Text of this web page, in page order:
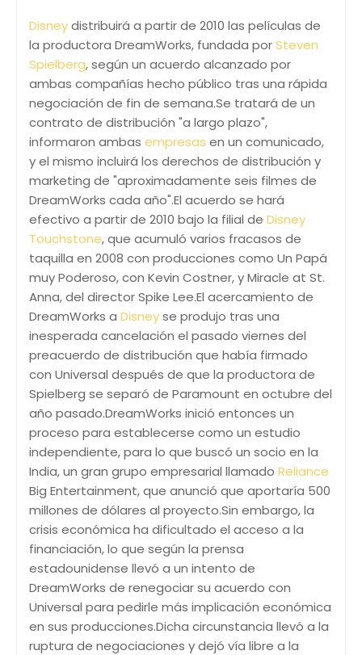
Disneydistribuirá a partir de 2010 las películas de
la productora DreamWorks, fundada porSteven
Spielberg, según un acuerdo alcanzado por
ambas compañías hecho público tras una rápida
negociación de fin de semana.Se tratará de un
contrato de distribución "a largo plazo",
informaron ambas empresas en un comunicado,
y el mismo incluirá los derechos de distribución y
marketing de "aproximadamente seis filmes de
DreamWorks cada año".El acuerdo se hará
efectivo a partir de 2010 bajo la filial de Disney
Touchstone, que acumuló varios fracasos de
taquilla en 2008 con producciones como Un Papá
muy Poderoso, con Kevin Costner, y Miracle at St.
Anna, del director Spike Lee.El acercamiento de
DreamWorks a Disneyse produjo tras una
inesperada cancelación el pasado viernes del
preacuerdo de distribución que había firmado
con Universal después de que la productora de
Spielberg se separó de Paramount en octubre del
año pasado.DreamWorks inició entonces un
proceso para establecerse como un estudio
independiente, para lo que buscó un socio en la
India, un gran grupo empresarial llamado Reliance
Big Entertainment, que anunció que aportaría 500
millones de dólares al proyecto.Sin embargo, la
crisis económica ha dificultado el acceso a la
financiación, lo que según la prensa
estadounidense llevó a un intento de
DreamWorks de renegociar su acuerdo con
Universal para pedirle más implicación económica
en sus producciones.Dicha circunstancia llevó a la
ruptura de negociaciones y dejó vía libre a la